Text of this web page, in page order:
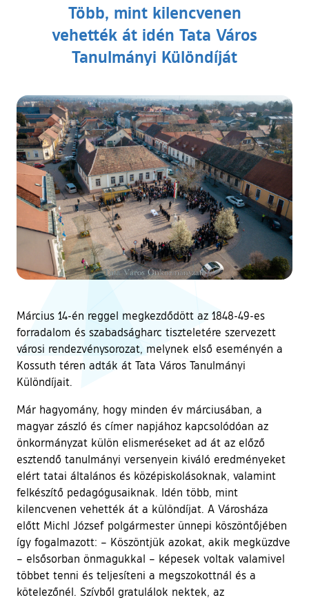
Több, mint kilencvenen
vehették át idén Tata Város
Tanulmányi Különdíját
Március 14-én reggel megkezdődött az 1848-49-es
forradalom és szabadságharc tiszteletére szervezett
városi rendezvénysorozat, melynek első eseményén a
Kossuth téren adták át Tata Város Tanulmányi
Különdíjait.
Már hagyomány, hogy minden év márciusában, a
magyar zászló és címer napjához kapcsolódóan az
önkormányzat külön elismeréseket ad át az előző
esztendő tanulmányi versenyein kiváló eredményeket
elért tatai általános és középiskolásoknak, valamint
felkészítő pedagógusaiknak. Idén több, mint
kilencvenen vehették át a különdíjat. A Városháza
előtt Michl József polgármester ünnepi köszöntőjében
így fogalmazott: – Köszöntjük azokat, akik megküzdve
– elsősorban önmagukkal – képesek voltak valamivel
többet tenni és teljesíteni a megszokottnál és a
kötelezőnél. Szívből gratulálok nektek, az